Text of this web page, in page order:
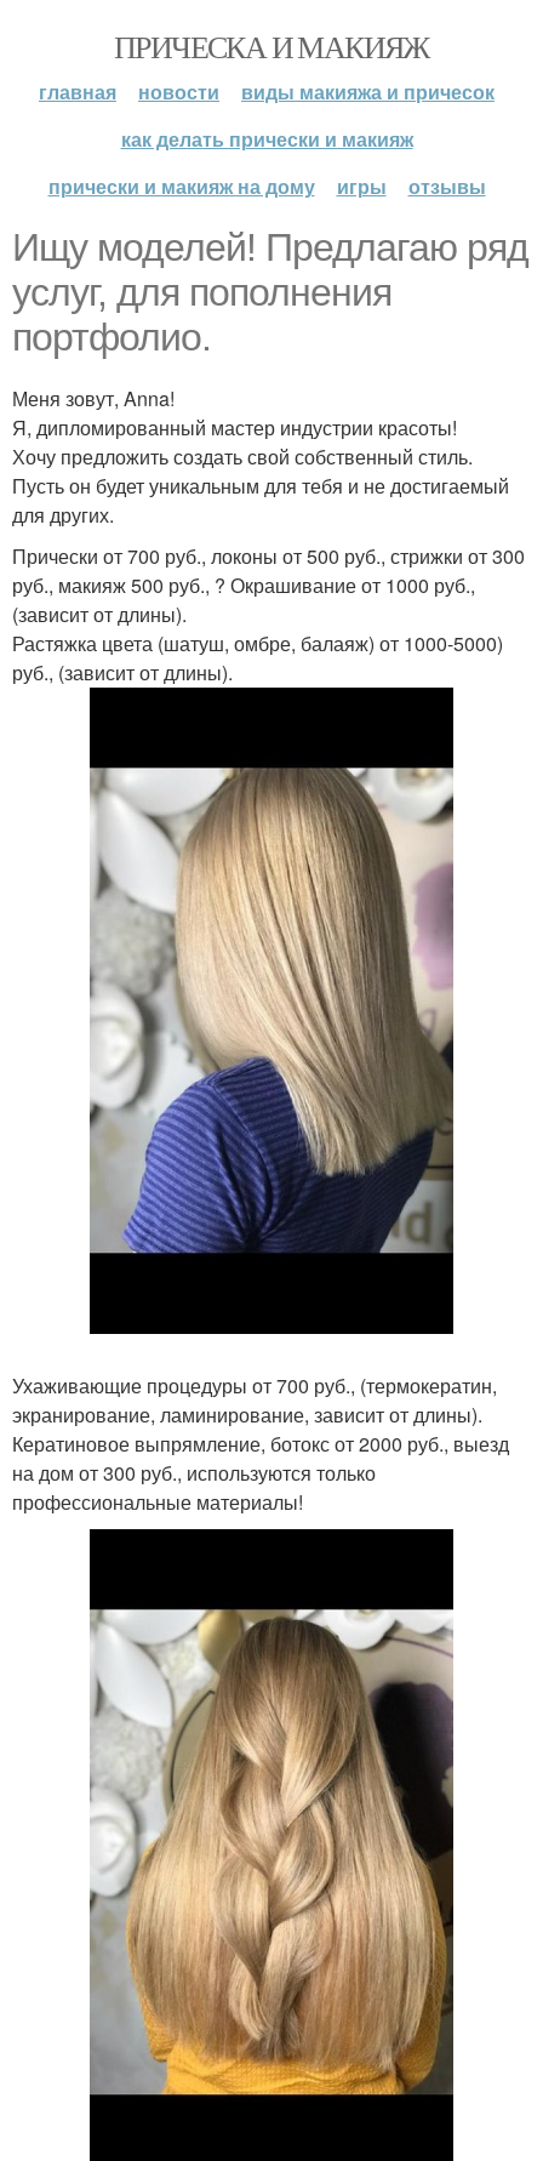
ПРИЧЕСКА И МАКИЯЖ
главная новости
виды макияжа и причесок
как делать прически и макияж
прически и макияж на дому
игры отзывы
Ищу моделей! Предлагаю ряд
услуг, для пополнения
портфолио.
Меня зовут, Anna!
Я, дипломированный мастер индустрии красоты!
Хочу предложить создать свой собственный стиль.
Пусть он будет уникальным для тебя и не достигаемый
для других.
Прически от 700 руб., локоны от 500 руб., стрижки от 300
руб., макияж 500 руб., ? Окрашивание от 1000 руб.,
(зависит от длины).
Растяжка цвета (шатуш, омбре, балаяж) от 1000-5000)
руб., (зависит от длины).
Ухаживающие процедуры от 700 руб., (термокератин,
экранирование, ламинирование, зависит от длины).
Кератиновое выпрямление, ботокс от 2000 руб., выезд
на дом от 300 руб., используются только
профессиональные материалы!